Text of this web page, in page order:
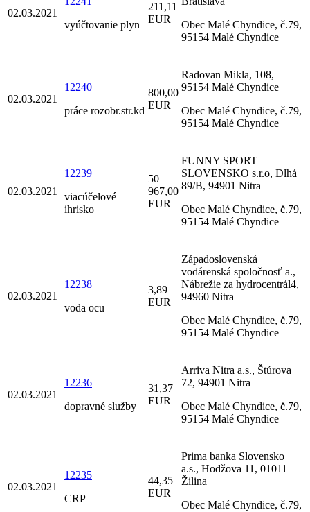
02.03.2021
vyúčtovanie plyn
211,11
EUR
Obec Malé Chyndice, č.79,
95154 Malé Chyndice
02.03.2021
12240
práce rozobr.str.kd
800,00
EUR
Radovan Mikla, 108,
95154 Malé Chyndice
Obec Malé Chyndice, č.79,
95154 Malé Chyndice
02.03.2021
12239
viacúčelové
ihrisko
50
967,00
EUR
FUNNY SPORT
SLOVENSKO s.r.o, Dlhá
89/B, 94901 Nitra
Obec Malé Chyndice, č.79,
95154 Malé Chyndice
02.03.2021
12238
voda ocu
3,89
EUR
Západoslovenská
vodárenská spoločnosť a.,
Nábrežie za hydrocentrál4,
94960 Nitra
Obec Malé Chyndice, č.79,
95154 Malé Chyndice
02.03.2021
12236
dopravné služby
31,37
EUR
Arriva Nitra a.s., Štúrova
72, 94901 Nitra
Obec Malé Chyndice, č.79,
95154 Malé Chyndice
02.03.2021
12235
CRP
44,35
EUR
Prima banka Slovensko
a.s., Hodžova 11, 01011
Žilina
Obec Malé Chyndice, č.79,